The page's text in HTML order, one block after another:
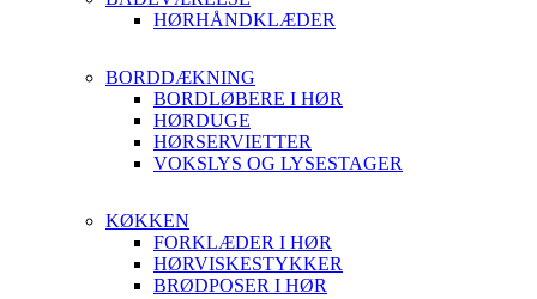
HØRHÅNDKLÆDER
BORDDÆKNING
BORDLØBERE I HØR
HØRDUGE
HØRSERVIETTER
VOKSLYS OG LYSESTAGER
KØKKEN
FORKLÆDER I HØR
HØRVISKESTYKKER
BRØDPOSER I HØR